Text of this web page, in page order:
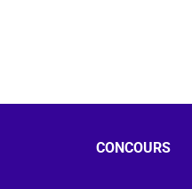
CONCOURS